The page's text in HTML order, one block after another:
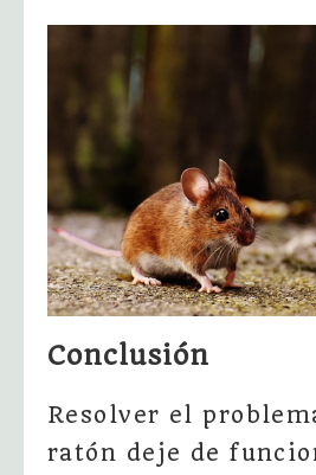
Conclusión
Resolver el
ratón deje de